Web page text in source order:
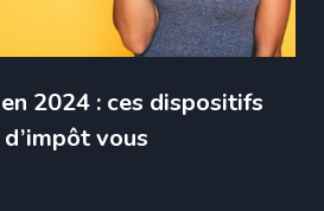
2024 : ces dispositifs
vous